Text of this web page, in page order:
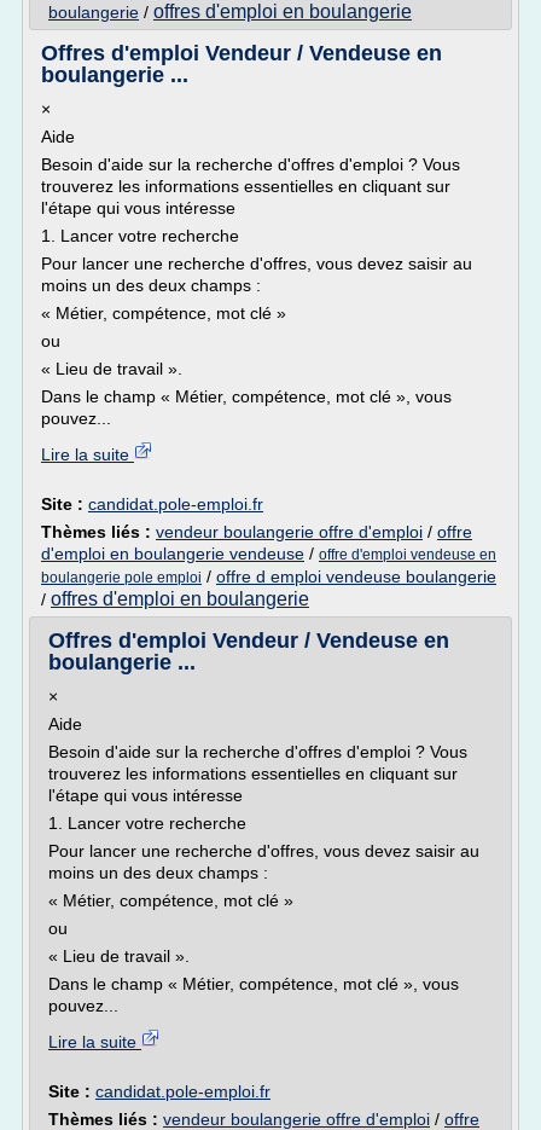
boulangerie / offres d'emploi en boulangerie
Offres d'emploi Vendeur / Vendeuse en
boulangerie ...
×
Aide
Besoin d'aide sur la recherche d'offres d'emploi ? Vous
trouverez les informations essentielles en cliquant sur
l'étape qui vous intéresse
1. Lancer votre recherche
Pour lancer une recherche d'offres, vous devez saisir au
moins un des deux champs :
« Métier, compétence, mot clé »
ou
« Lieu de travail ».
Dans le champ « Métier, compétence, mot clé », vous
pouvez...
Lire la suite
Site : candidat.pole-emploi.fr
Thèmes liés : vendeur boulangerie offre d'emploi / offre
d'emploi en boulangerie vendeuse / offre d'emploi vendeuse en
boulangerie pole emploi / offre d emploi vendeuse boulangerie
/ offres d'emploi en boulangerie
Offres d'emploi Vendeur / Vendeuse en
boulangerie ...
×
Aide
Besoin d'aide sur la recherche d'offres d'emploi ? Vous
trouverez les informations essentielles en cliquant sur
l'étape qui vous intéresse
1. Lancer votre recherche
Pour lancer une recherche d'offres, vous devez saisir au
moins un des deux champs :
« Métier, compétence, mot clé »
ou
« Lieu de travail ».
Dans le champ « Métier, compétence, mot clé », vous
pouvez...
Lire la suite
Site : candidat.pole-emploi.fr
Thèmes liés : vendeur boulangerie offre d'emploi / offre